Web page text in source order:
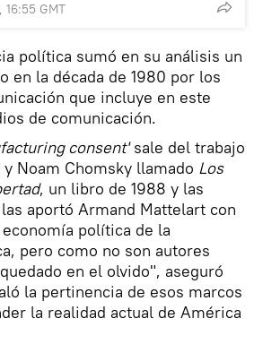
GMT
política sumó en su análisis un
en la década de 1980 por los
que incluye en este
de comunicación.
consent'sale del trabajo
Noam Chomsky llamado Los
, un libro de 1988 y las
aportó Armand Mattelart con
política de la
pero como no son autores
en el olvido", aseguró
la pertinencia de esos marcos
la realidad actual de América